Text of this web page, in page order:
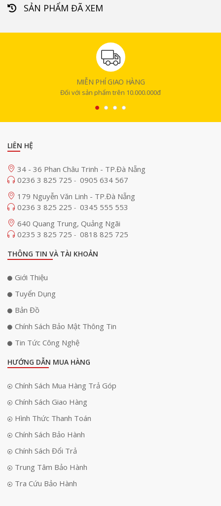
SẢN PHẨM ĐÃ XEM
MIỄN PHÍ GIAO HÀNG
Đối với sản phẩm trên 10.000.000đ
LIÊN HỆ
34 - 36 Phan Châu Trinh - TP.Đà Nẵng
0236 3 825 725 - 0905 634 567
179 Nguyễn Văn Linh - TP.Đà Nẵng
0236 3 825 225 - 0345 555 553
640 Quang Trung, Quảng Ngãi
0235 3 825 725 - 0818 825 725
THÔNG TIN VÀ TÀI KHOẢN
Giới Thiệu
Tuyển Dụng
Bản Đồ
Chính Sách Bảo Mật Thông Tin
Tin Tức Công Nghệ
HƯỚNG DẪN MUA HÀNG
Chính Sách Mua Hàng Trả Góp
Chính Sách Giao Hàng
Hình Thức Thanh Toán
Chính Sách Bảo Hành
Chính Sách Đổi Trả
Trung Tâm Bảo Hành
Tra Cứu Bảo Hành